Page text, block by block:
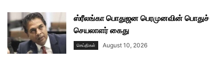
ஸ்ரீலங்கா பொதுஜன பெரமுனவின் பொதுச்
செயலாளர் கைது
செய்திகள் August 10, 2026